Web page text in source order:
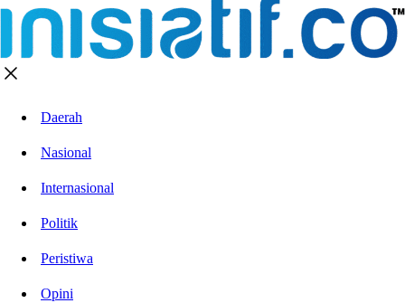
Daerah
Nasional
Internasional
Politik
Peristiwa
Opini